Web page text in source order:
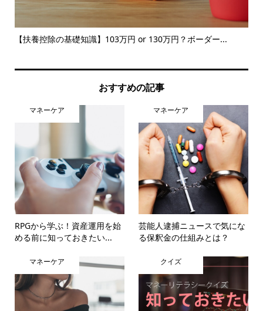
【扶養控除の基礎知識】103万円 or 130万円？ボーダー...
おすすめの記事
マネーケア
RPGから学ぶ！資産運用を始
める前に知っておきたい...
マネーケア
芸能人逮捕ニュースで気にな
る保釈金の仕組みとは？
マネーケア クイズ